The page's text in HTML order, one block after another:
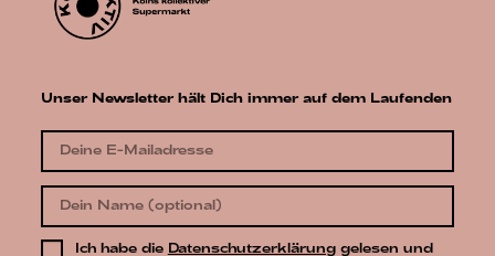
Unser Newsletter hält Dich immer auf dem Laufenden
Ich habe die Datenschutzerklärunggelesen und